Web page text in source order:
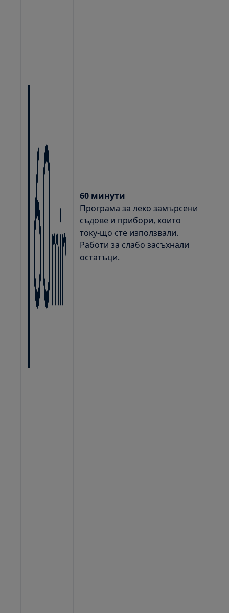
60 минути
Програма за леко замърсени
съдове и прибори, които
току-що сте използвали.
Работи за слабо засъхнали
остатъци.